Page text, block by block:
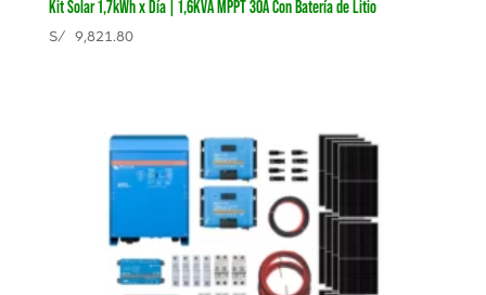
Kit Solar 1,7kWh x Día | 1,6KVA MPPT 30A Con Batería de Litio
S/9,821.80